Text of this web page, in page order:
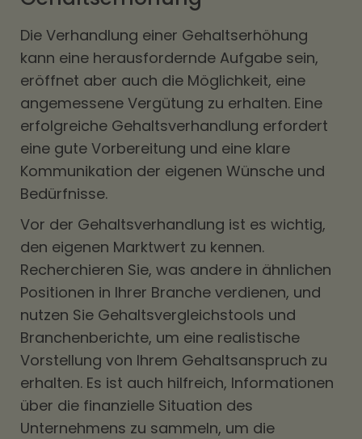
Die Verhandlung einer Gehaltserhöhung
kann eine herausfordernde Aufgabe sein,
eröffnet aber auch die Möglichkeit, eine
angemessene Vergütung zu erhalten. Eine
erfolgreiche Gehaltsverhandlung erfordert
eine gute Vorbereitung und eine klare
Kommunikation der eigenen Wünsche und
Bedürfnisse.
Vor der Gehaltsverhandlung ist es wichtig,
den eigenen Marktwert zu kennen.
Recherchieren Sie, was andere in ähnlichen
Positionen in Ihrer Branche verdienen, und
nutzen Sie Gehaltsvergleichstools und
Branchenberichte, um eine realistische
Vorstellung von Ihrem Gehaltsanspruch zu
erhalten. Es ist auch hilfreich, Informationen
über die finanzielle Situation des
Unternehmens zu sammeln, um die